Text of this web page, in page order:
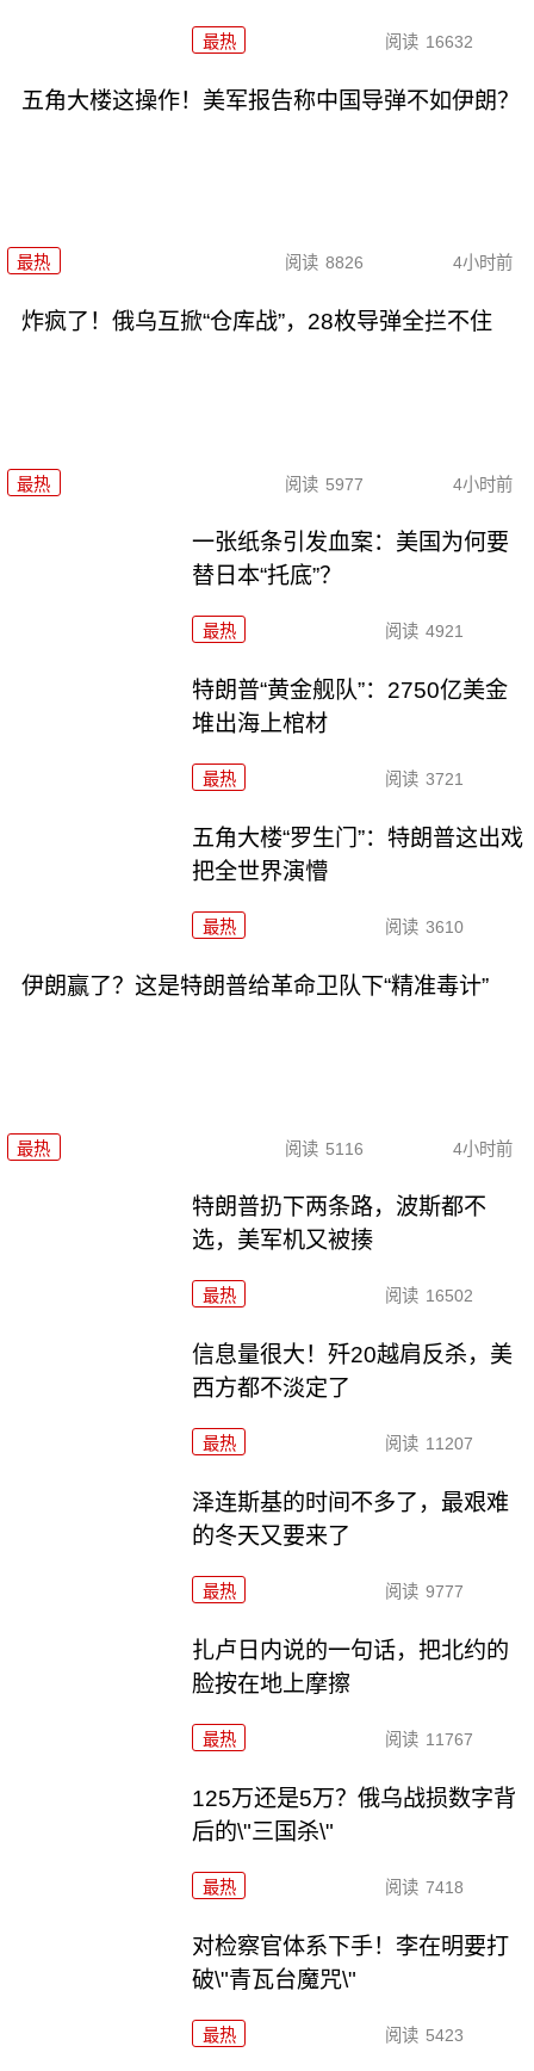
最热 阅读 16632
五角大楼这操作！美军报告称中国导弹不如伊朗？
最热 阅读 8826 4小时前
炸疯了！俄乌互掀“仓库战”，28枚导弹全拦不住
最热 阅读 5977 4小时前
一张纸条引发血案：美国为何要
替日本“托底”？
最热 阅读 4921
特朗普“黄金舰队”：2750亿美金
堆出海上棺材
最热 阅读 3721
五角大楼“罗生门”：特朗普这出戏
把全世界演懵
最热 阅读 3610
伊朗赢了？这是特朗普给革命卫队下“精准毒计”
最热 阅读 5116 4小时前
特朗普扔下两条路，波斯都不
选，美军机又被揍
最热 阅读 16502
信息量很大！歼20越肩反杀，美
西方都不淡定了
最热 阅读 11207
泽连斯基的时间不多了，最艰难
的冬天又要来了
最热 阅读 9777
扎卢日内说的一句话，把北约的
脸按在地上摩擦
最热 阅读 11767
125万还是5万？俄乌战损数字背
后的\"三国杀\"
最热 阅读 7418
对检察官体系下手！李在明要打
破\"青瓦台魔咒\"
最热 阅读 5423